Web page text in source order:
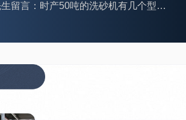
留言：时产50吨的洗砂机有几个型号？
生留言：石头碎沙设备和洗砂设备有吗？
留言：硬岩颚式破碎机带不带电机？